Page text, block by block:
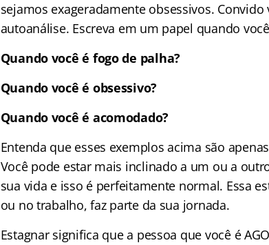
sejamos exageradamente obsessivos.
autoanálise. Escreva em um papel quando
Quando você é fogo de palha?
Quando você é obsessivo?
Quando você é acomodado?
Entenda que esses exemplos acima são
Você pode estar mais inclinado a um ou a
sua vida e isso é perfeitamente normal. Essa
ou no trabalho, faz parte da sua jornada.
Estagnar significa que a pessoa que você é